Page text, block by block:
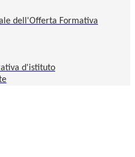
dell'Offerta Formativa
d'istituto